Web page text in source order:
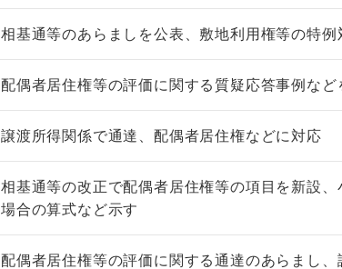
相基通等のあらましを公表、敷地利用権等の特例
配偶者居住権等の評価に関する質疑応答事例など
譲渡所得関係で通達、配偶者居住権などに対応
相基通等の改正で配偶者居住権等の項目を新設
場合の算式など示す
配偶者居住権等の評価に関する通達のあらまし
非上場株式の評価の
税込4,950円